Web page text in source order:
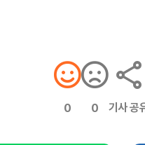
0 0 기사 공